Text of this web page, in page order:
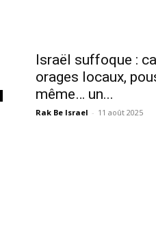
Israël suffoque :
orages locaux,
même… un...
Rak Be Israel - 11 août 2025